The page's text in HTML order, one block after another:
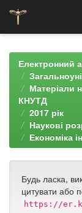
navigationЕлектронний
Матеріали
КНУТД
2017 рік
Наукові
Економіка
Будь ласка,
цитувати або
https://